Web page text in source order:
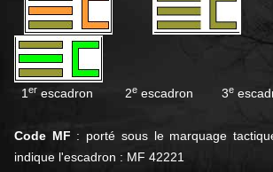
1 er escadron 2e escadron 3e
Code MF : porté sous le marquage
indique l'escadron : MF 42221